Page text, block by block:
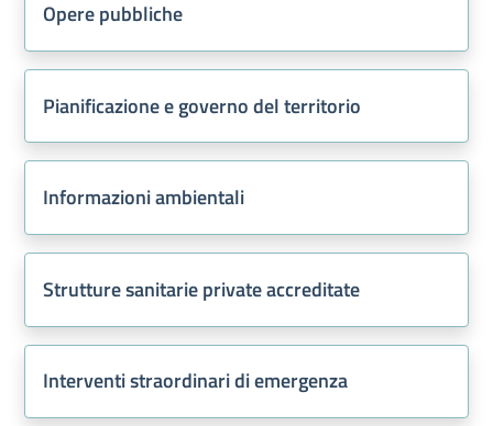
Opere pubbliche
Pianificazione e governo del territorio
Informazioni ambientali
Strutture sanitarie private accreditate
Interventi straordinari di emergenza